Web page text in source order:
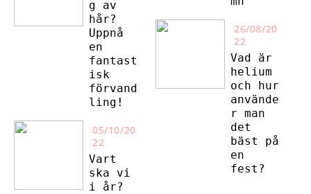
g av
hår?
Uppnå
en
fantast
isk
förvand
ling!
05/10/20
22
Vart
ska vi
i år?
26/08/20
22
Vad är
helium
och hur
använde
r man
det
bäst på
en
fest?